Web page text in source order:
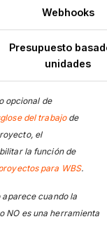
Webhooks
Presupuesto
unidades
opcional de
del trabajode
el
la función de
para WBS.
cuando la
NO es una herramienta